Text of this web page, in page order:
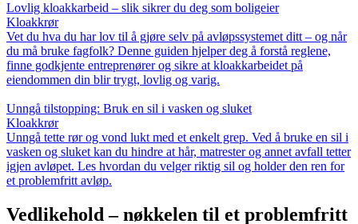
Lovlig kloakkarbeid – slik sikrer du deg som boligeier
Kloakkrør
Vet du hva du har lov til å gjøre selv på avløpssystemet ditt – og når
du må bruke fagfolk? Denne guiden hjelper deg å forstå reglene,
finne godkjente entreprenører og sikre at kloakkarbeidet på
eiendommen din blir trygt, lovlig og varig.
Unngå tilstopping: Bruk en sil i vasken og sluket
Kloakkrør
Unngå tette rør og vond lukt med et enkelt grep. Ved å bruke en sil i
vasken og sluket kan du hindre at hår, matrester og annet avfall tetter
igjen avløpet. Les hvordan du velger riktig sil og holder den ren for
et problemfritt avløp.
Vedlikehold – nøkkelen til et problemfritt